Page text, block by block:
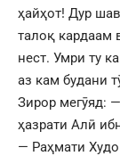
ҳайҳот! Дур
талоқ кардаам
нест. Умри ту
аз кам будани
Зирор мегӯяд:
ҳазрати Алӣ
— Раҳмати Худо